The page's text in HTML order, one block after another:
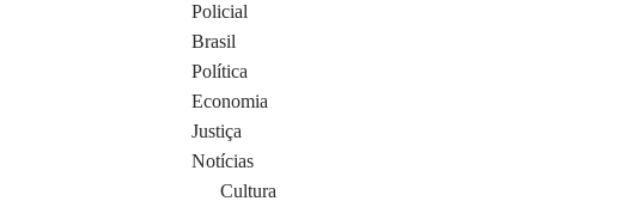
Policial
Brasil
Política
Economia
Justiça
Notícias
Cultura